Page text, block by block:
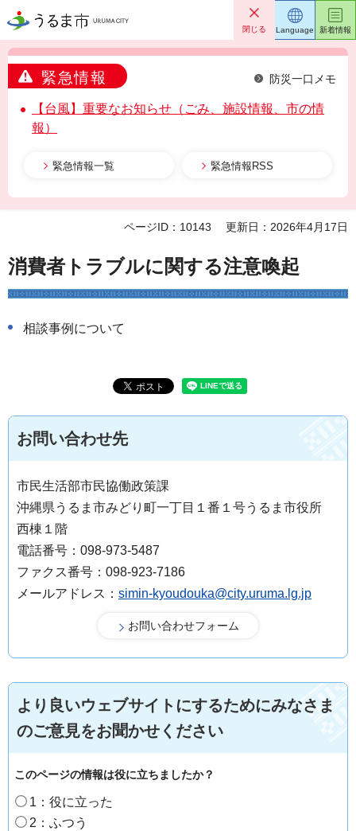
うるま市 閉じる
緊急情報 防災一口メモ
【台風】重要なお知らせ（ごみ、施設情報、市の情
報）
緊急情報一覧 緊急情報RSS
Language 新着情報
ページID：10143 更新日：2026年4月17日
消費者トラブルに関する注意喚起
相談事例について
お問い合わせ先
市民生活部市民協働政策課
沖縄県うるま市みどり町一丁目１番１号うるま市役所
西棟１階
電話番号：098-973-5487
ファクス番号：098-923-7186
メールアドレス： simin-kyoudouka@city.uruma.lg.jp
より良いウェブサイトにするためにみなさま
のご意見をお聞かせください
このページの情報は役に立ちましたか？
1：役に立った
2：ふつう